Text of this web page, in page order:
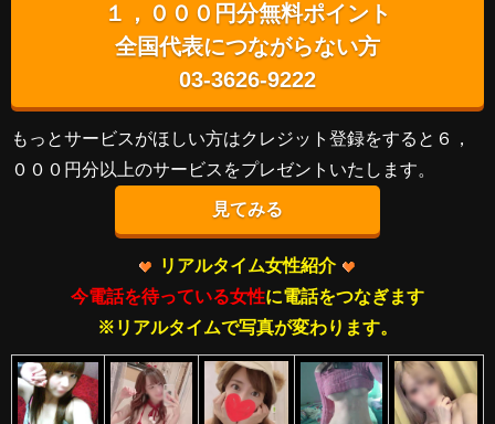
１，０００円分無料ポイント
全国代表につながらない方
03-3626-9222
もっとサービスがほしい方はクレジット登録をすると６，
０００円分以上のサービスをプレゼントいたします。
見てみる
リアルタイム女性紹介
今電話を待っている女性に電話をつなぎます
※リアルタイムで写真が変わります。